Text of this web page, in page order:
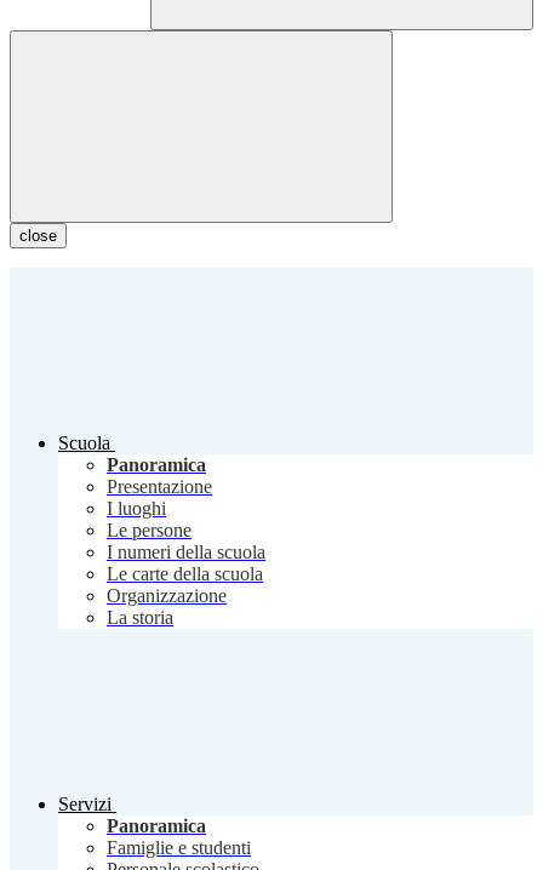
close
Scuola
Panoramica
Presentazione
I luoghi
Le persone
I numeri della scuola
Le carte della scuola
Organizzazione
La storia
Servizi
Panoramica
Famiglie e studenti